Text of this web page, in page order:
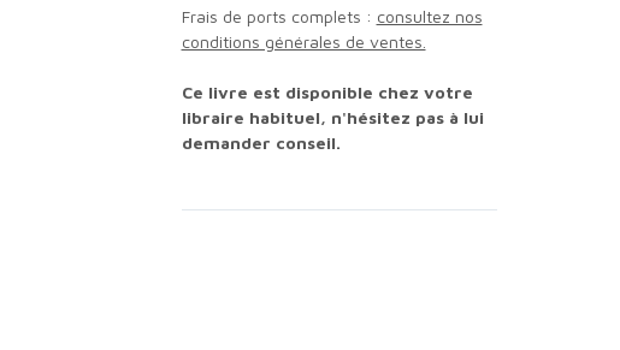
Frais de ports complets : consultez nos
conditions générales de ventes.
Ce livre est disponible chez votre
libraire habituel, n'hésitez pas à lui
demander conseil.